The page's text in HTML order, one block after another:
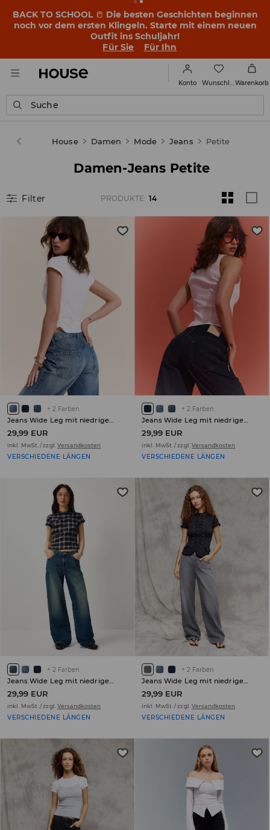
BACK TO SCHOOL 📒 Die besten Geschichten beginnen
noch vor dem ersten Klingeln. Starte mit einem neuen
Outfit ins Schuljahr!
Für Sie
Für Ihn
Konto Warenkorb
Suche
House Damen Mode Jeans Petite
Damen-Jeans Petite
Filter PRODUKTE: 14
+ 2 Farben
29,99 EUR
inkl. MwSt. / zzgl. Versandkosten
VERSCHIEDENE LÄNGEN
+ 2 Farben
29,99 EUR
inkl. MwSt. / zzgl. Versandkosten
VERSCHIEDENE LÄNGEN
+ 2 Farben
Jeans Wide Leg mit niedrigem Bund PETITE
29,99 EUR
inkl. MwSt. / zzgl. Versandkosten
VERSCHIEDENE LÄNGEN
+ 2 Farben
Jeans Wide Leg mit niedrigem Bund PETITE
29,99 EUR
inkl. MwSt. / zzgl. Versandkosten
VERSCHIEDENE LÄNGEN